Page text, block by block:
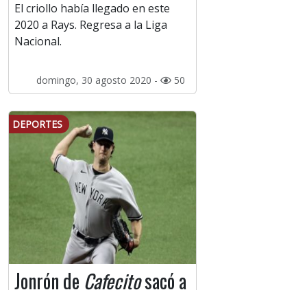
El criollo había llegado en este
2020 a Rays. Regresa a la Liga
Nacional.
domingo, 30 agosto 2020 - 50
DEPORTES
Jonrón de Cafecitosacó a